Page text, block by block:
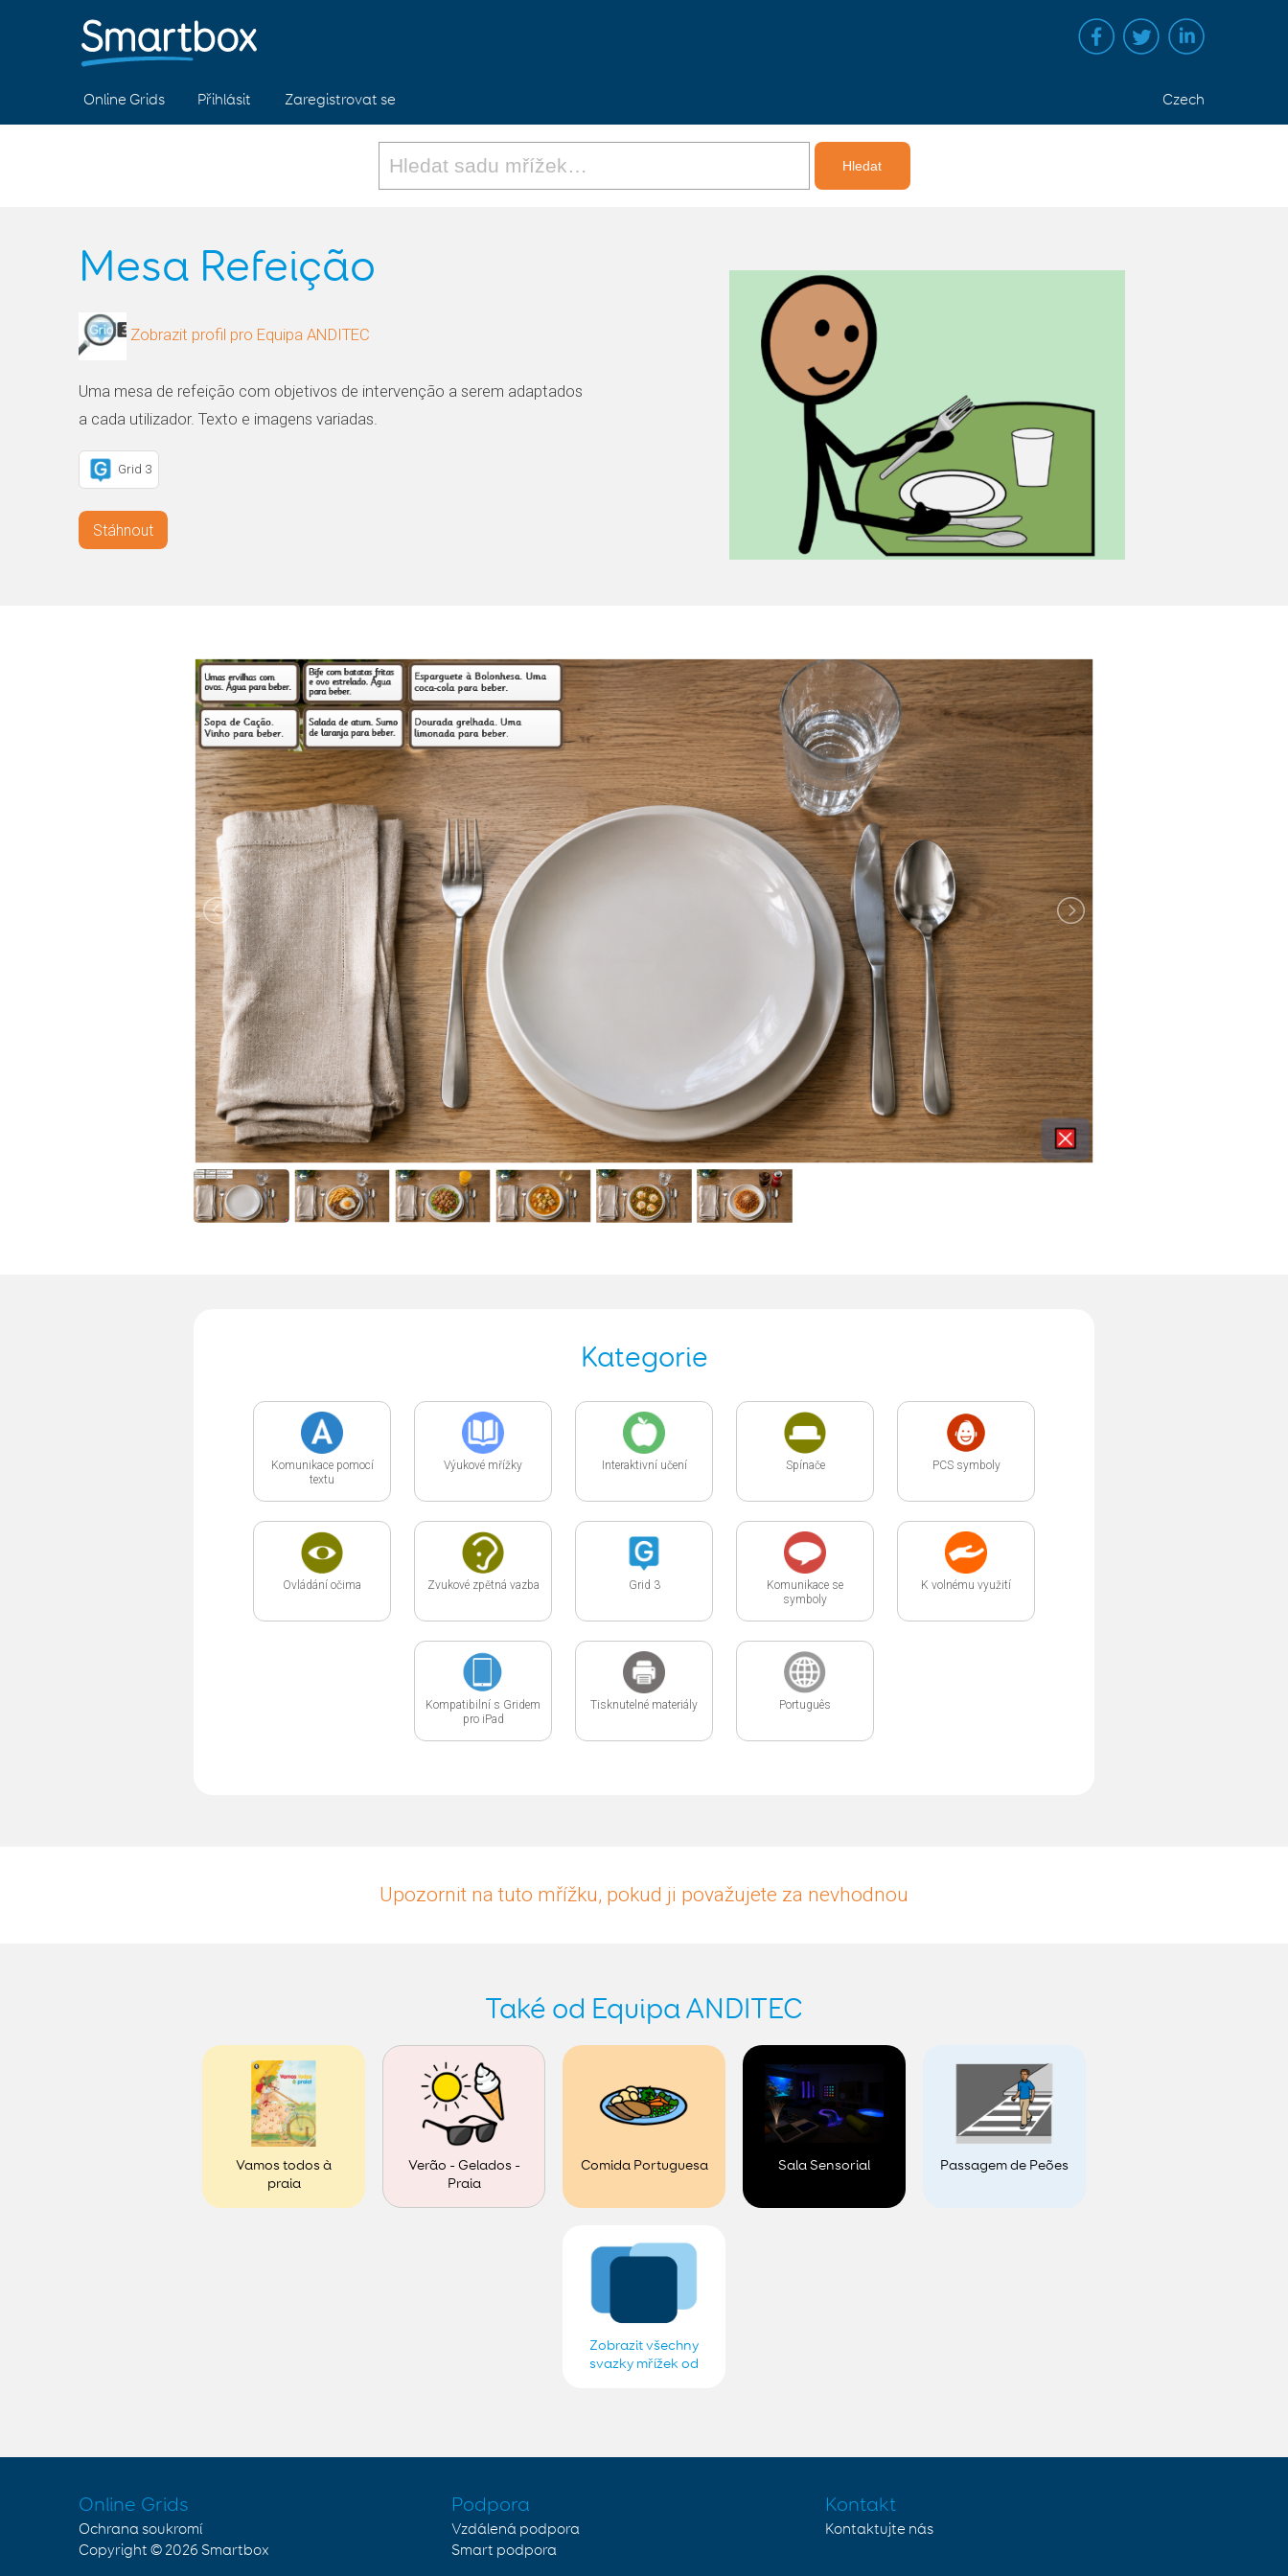
Online Grids Přihlásit Zaregistrovat se Czech
Mesa Refeição
Zobrazit profil pro Equipa ANDITEC
Uma mesa de refeição com objetivos de intervenção a serem adaptados
a cada utilizador. Texto e imagens variadas.
Grid 3
Stáhnout
Kategorie
Komunikace pomocí
textu
Výukové mřížky Interaktivní učení Spínače PCS symboly
Ovládání očima Zvukové zpětná vazba Grid 3
Komunikace se
symboly
K volnému využití
Kompatibilní s Gridem
pro iPad
Tisknutelné materiály Português
Upozornit na tuto mřížku, pokud ji považujete za nevhodnou
Také od Equipa ANDITEC
Vamos todos à
praia
Verão - Gelados -
Praia
Comida Portuguesa Sala Sensorial Passagem de Peões
Zobrazit všechny
svazky mřížek od
Online Grids
Ochrana soukromí
Copyright © 2026 Smartbox
Podpora
Vzdálená podpora
Smart podpora
Kontakt
Kontaktujte nás